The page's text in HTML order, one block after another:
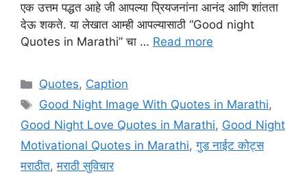
एक उत्तम पद्धत आहे जी आपल्या प्रियजनांना आनंद आणि शांतता
देऊ शकते. या लेखात आम्ही आपल्यासाठी “Good night
Quotes in Marathi” चा … Read more
Categories
Quotes, Caption
Tags
Good Night Image With Quotes in Marathi,
Good Night Love Quotes in Marathi, Good Night
Motivational Quotes in Marathi,गुड नाईट कोट्स
मराठीत,मराठी सुविचार